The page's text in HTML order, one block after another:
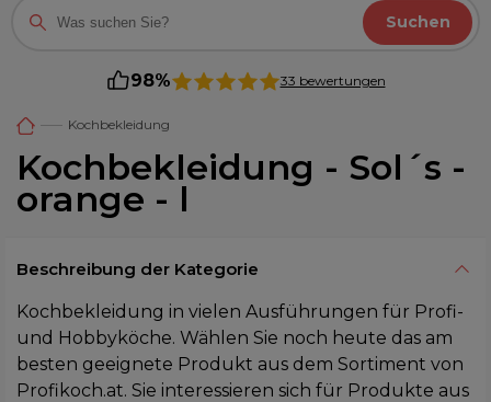
Suchen
98% 33 bewertungen
Kochbekleidung
Kochbekleidung - Sol´s -
orange - l
Beschreibung der Kategorie
Kochbekleidung in vielen Ausführungen für Profi-
und Hobbyköche. Wählen Sie noch heute das am
besten geeignete Produkt aus dem Sortiment von
Profikoch.at. Sie interessieren sich für Produkte aus